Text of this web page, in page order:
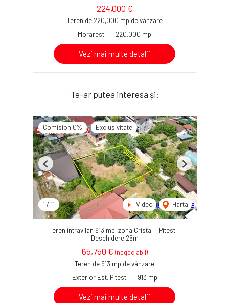
224,000 €
Teren de 220,000 mp de vânzare
Moraresti
220,000 mp
Vezi mai multe detalii
Te-ar putea interesa și:
Comision 0% Exclusivitate
1 / 11 Video Harta
Previous Next
Teren intravilan 913 mp, zona Cristal – Pitesti |
Deschidere 26m
65,750 € (negociabil)
Teren de 913 mp de vânzare
Exterior Est, Pitesti
913 mp
Vezi mai multe detalii